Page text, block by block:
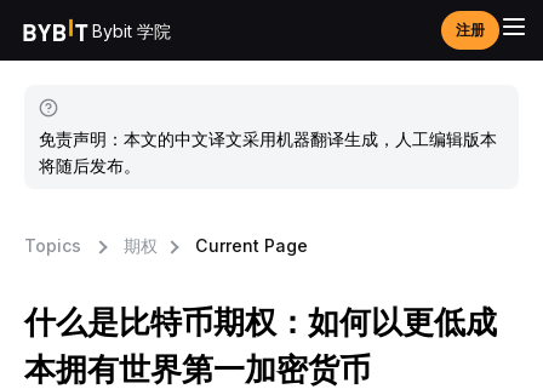
Bybit 学院 注册
免责声明：本文的中文译文采用机器翻译生成，人工编辑版本
将随后发布。
Topics 期权 Current Page
什么是比特币期权：如何以更低成
本拥有世界第一加密货币